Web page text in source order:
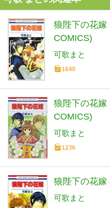
狼陛下の花嫁
COMICS)
可歌まと
1640
狼陛下の花嫁
COMICS)
可歌まと
1236
狼陛下の花嫁
可歌まと